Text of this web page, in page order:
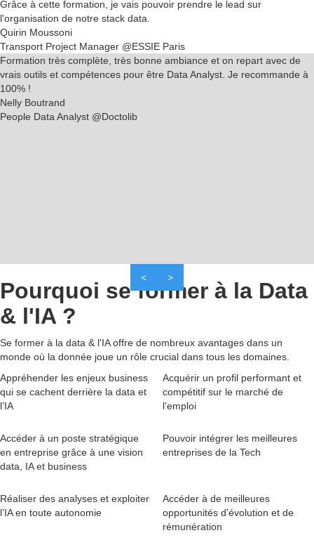
Grâce à cette formation, je vais pouvoir prendre le lead sur
l'organisation de notre stack data
Quirin Moussoni
Transport Project Manager @ESSIE Paris
Formation très complète , très bonne ambiance et on repart avec de
vrais outils et compétences pour être Data Analyst. Je recommande à
100% !
Nelly Boutrand
People Data Analyst @Doctolib
< >
Pourquoi se former à la Data
& l'IA ?
Se former à la data & l'IA offre de nombreux avantages dans un
monde où la donnée joue un rôle crucial dans tous les domaines.
Appréhender les enjeux business
qui se cachent derrière la data et
l’IA
Acquérir un profil performant et
compétitif sur le marché de
l’emploi
Accéder à un poste stratégique
en entreprise grâce à une vision
data, IA et business
Pouvoir intégrer les meilleures
entreprises de la Tech
Réaliser des analyses et exploiter
l’IA en toute autonomie
Accéder à de meilleures
opportunités d’évolution et de
rémunération